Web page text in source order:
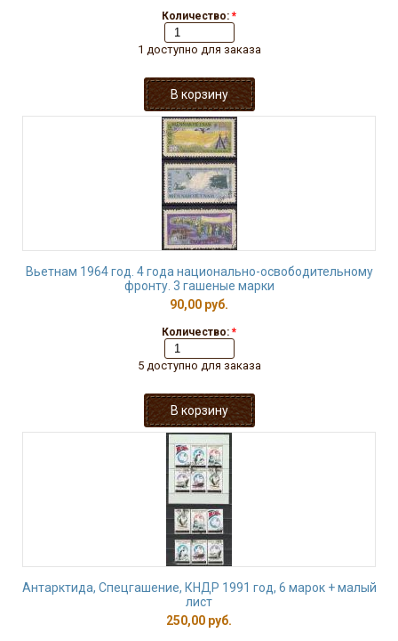
Количество: *
1 доступно для заказа
Вьетнам 1964 год. 4 года национально-освободительному
фронту. 3 гашеные марки
90,00 руб.
Количество: *
5 доступно для заказа
Антарктида, Спецгашение, КНДР 1991 год, 6 марок + малый
лист
250,00 руб.